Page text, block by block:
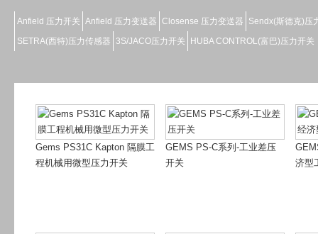
Anfield 压力开关 Anfield 压力变送器 Closense 压力变送器
Sendx(斯德克)压
SETRA(西特)压力传感器
3S/JACO压力开关 HUBA CONTROL(富巴)压力开关
Gems PS31C Kapton 隔膜工
程机械用微型压力开关
GEMS PS-C系列-工业差压
开关
济型